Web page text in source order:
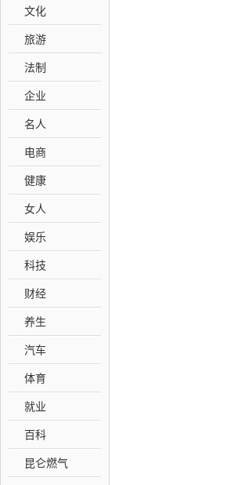
文化
旅游
法制
企业
名人
电商
健康
女人
娱乐
科技
财经
养生
汽车
体育
就业
百科
昆仑燃气